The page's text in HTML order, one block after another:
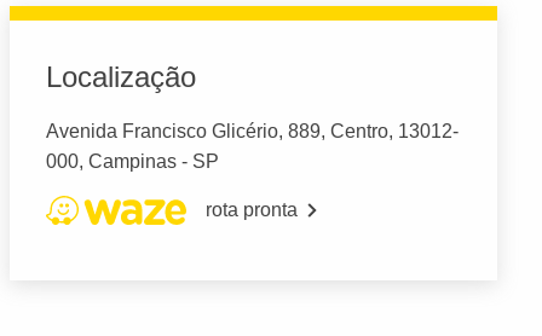
Localização
Avenida Francisco Glicério, 889, Centro, 13012-
000, Campinas - SP
rota pronta